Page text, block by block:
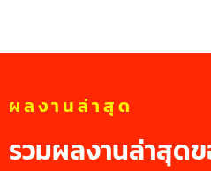
ผลงานล่าสุด
รวมผลงานล่าสุดข